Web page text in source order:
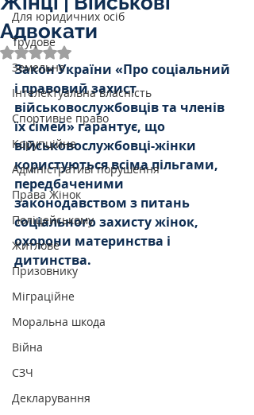
Для юридичних осіб
Трудове
Земельне
Інтелектуальна власність
Спортивне право
Корупційне
Адміністративі порушення
Права Жінок
Поліцейському
Житлове
Призовнику
Міграційне
Моральна шкода
Війна
СЗЧ
Декларування
Адвокати
Оцінка: NaN з 5 зірок.
Закон України «Про соціальний
і правовий захист
військовослужбовців та членів
їх сімей» гарантує, що
військовослужбовці-жінки
користуються всіма пільгами,
передбаченими
законодавством з питань
соціального захисту жінок,
охорони материнства і
дитинства.